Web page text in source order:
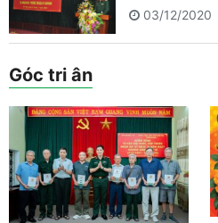
03/12/2020
Góc tri ân